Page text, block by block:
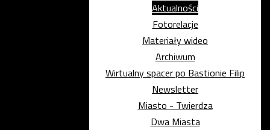
Aktualności
Fotorelacje
Materiały wideo
Archiwum
Wirtualny spacer po Bastionie Filip
Newsletter
Miasto - Twierdza
Dwa Miasta